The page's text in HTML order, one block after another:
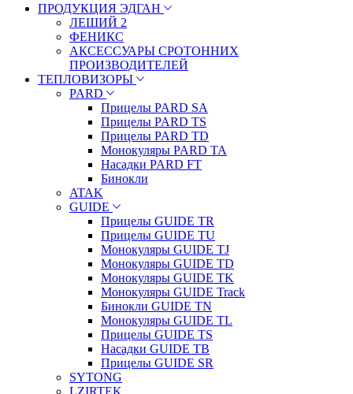
ПРОДУКЦИЯ ЭДГАН
ЛЕШИЙ 2
ФЕНИКС
АКСЕССУАРЫ СРОТОННИХ
ПРОИЗВОДИТЕЛЕЙ
ТЕПЛОВИЗОРЫ
PARD
Прицелы PARD SA
Прицелы PARD TS
Прицелы PARD TD
Монокуляры PARD TA
Насадки PARD FT
Бинокли
ATAK
GUIDE
Прицелы GUIDE TR
Прицелы GUIDE TU
Монокуляры GUIDE TJ
Монокуляры GUIDE TD
Монокуляры GUIDE TK
Монокуляры GUIDE Track
Бинокли GUIDE TN
Монокуляры GUIDE TL
Прицелы GUIDE TS
Насадки GUIDE TB
Прицелы GUIDE SR
SYTONG
LZIRTEK